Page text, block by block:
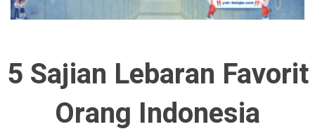
5 Sajian Lebaran Favorit
Orang Indonesia